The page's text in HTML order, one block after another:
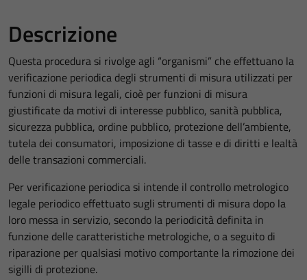
Descrizione
Questa procedura si rivolge agli “organismi” che effettuano la
verificazione periodica degli strumenti di misura utilizzati per
funzioni di misura legali, cioè per funzioni di misura
giustificate da motivi di interesse pubblico, sanità pubblica,
sicurezza pubblica, ordine pubblico, protezione dell’ambiente,
tutela dei consumatori, imposizione di tasse e di diritti e lealtà
delle transazioni commerciali.
Per verificazione periodica si intende il controllo metrologico
legale periodico effettuato sugli strumenti di misura dopo la
loro messa in servizio, secondo la periodicità definita in
funzione delle caratteristiche metrologiche, o a seguito di
riparazione per qualsiasi motivo comportante la rimozione dei
sigilli di protezione.